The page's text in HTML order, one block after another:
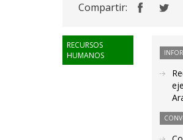
Compartir:
RECURSOS
HUMANOS